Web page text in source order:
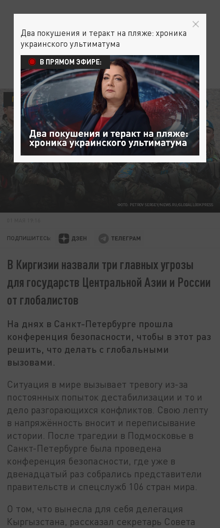
ФОТО: PETROV SERGEY/NEWS.RU/GLOBALLOOKPRESS
ПОЛИТИКА
ПОДПИШИТЕСЬ:
В Киргизии назвали три главных угрозы
для государств Центральной Азии и России
от глобалистов
На днях в Санкт-Петербурге прошла
конференция безопасности, чтобы в этот раз
решить, что делать с глобальными
вызовами.
Ситуация в мире вызывает тревогу из-за
постоянных попыток дестабилизации и то и
дело разгорающихся конфликтов. Свою лепту
в напряжённость вносит и переписывание
истории. После трагедии в Подмосковье в
Санкт-Петербурге была проведена
конференция безопасности, где уже в
двенадцатый раз собрались представители
правительств и спецслужб 106 стран мира.
О том, что вынесла для себя делегация
Кыргызстана, рассказал секретарь Совета
Два покушения и теракт на пляже: хроника
украинского ультиматума
В ПРЯМОМ ЭФИРЕ: